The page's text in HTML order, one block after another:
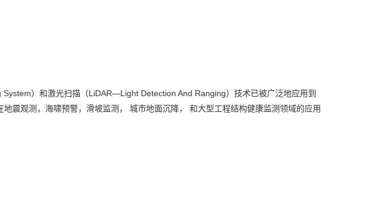
）和激光扫描（LiDAR—Light Detection And Ranging）技术已被广泛地应用到
震观测，海啸预警，滑坡监测， 城市地面沉降， 和大型工程结构健康监测领域的应用